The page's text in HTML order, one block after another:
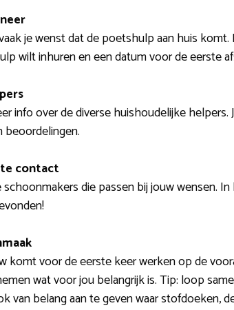
je wenst dat de poetshulp aan huis
wilt inhuren en een datum voor de eerste
info over de diverse huishoudelijke
beoordelingen.
contact
schoonmakers die passen bij jouw wensen.
komt voor de eerste keer werken op de
wat voor jou belangrijk is. Tip: loop
van belang aan te geven waar stofdoeken,